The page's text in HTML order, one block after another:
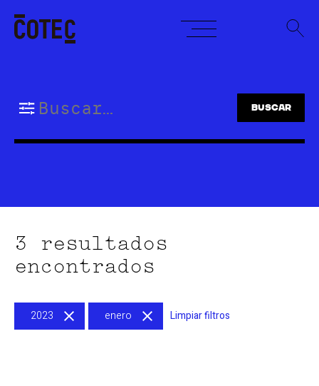
content
3 resultados
encontrados
2023 enero Limpiar filtros